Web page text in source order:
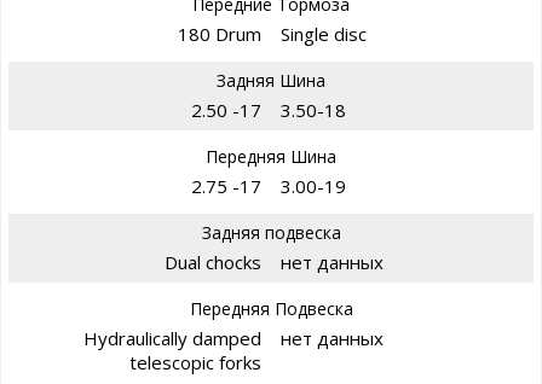
180 Drum Single disc
Задняя Шина
2.50 -17 3.50-18
Передняя Шина
2.75 -17 3.00-19
Задняя подвеска
Dual chocks нет данных
Передняя Подвеска
Hydraulically damped
telescopic forks
нет данных